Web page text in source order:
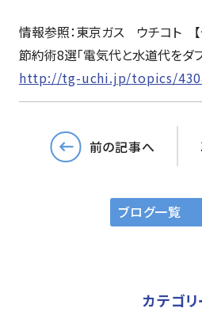
情報参照：東京ガス ウチコト
節約術8選「電気代と水道代をダ
http://tg-uchi.jp/topics/
前の記事へ
ブログ一覧
カテゴリ